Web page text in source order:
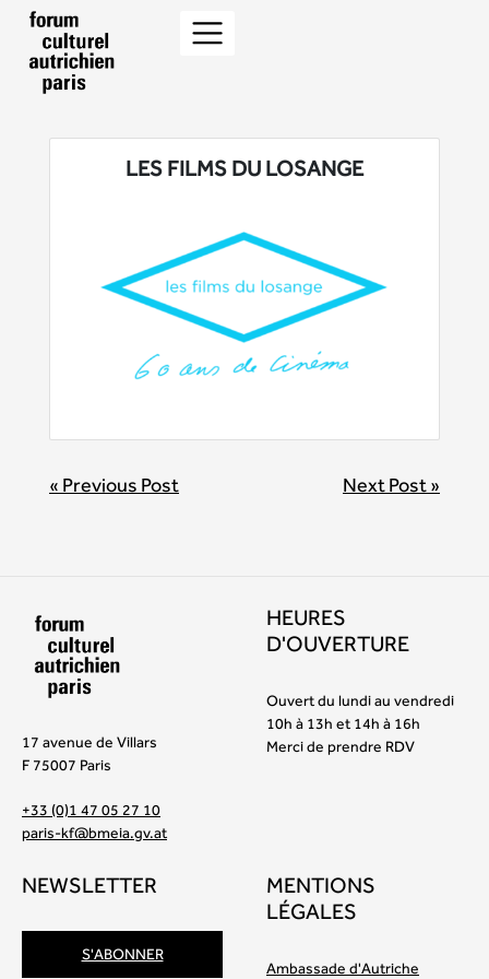
LES FILMS DU LOSANGE
BEITRAGSNAVIGATION
« Previous Post Next Post »
17 avenue de Villars
F 75007 Paris
+33 (0)1 47 05 27 10
paris-kf@bmeia.gv.at
HEURES
D'OUVERTURE
Ouvert du lundi au vendredi
10h à 13h et 14h à 16h
Merci de prendre RDV
NEWSLETTER
S'ABONNER
MENTIONS
LÉGALES
Ambassade d'Autriche